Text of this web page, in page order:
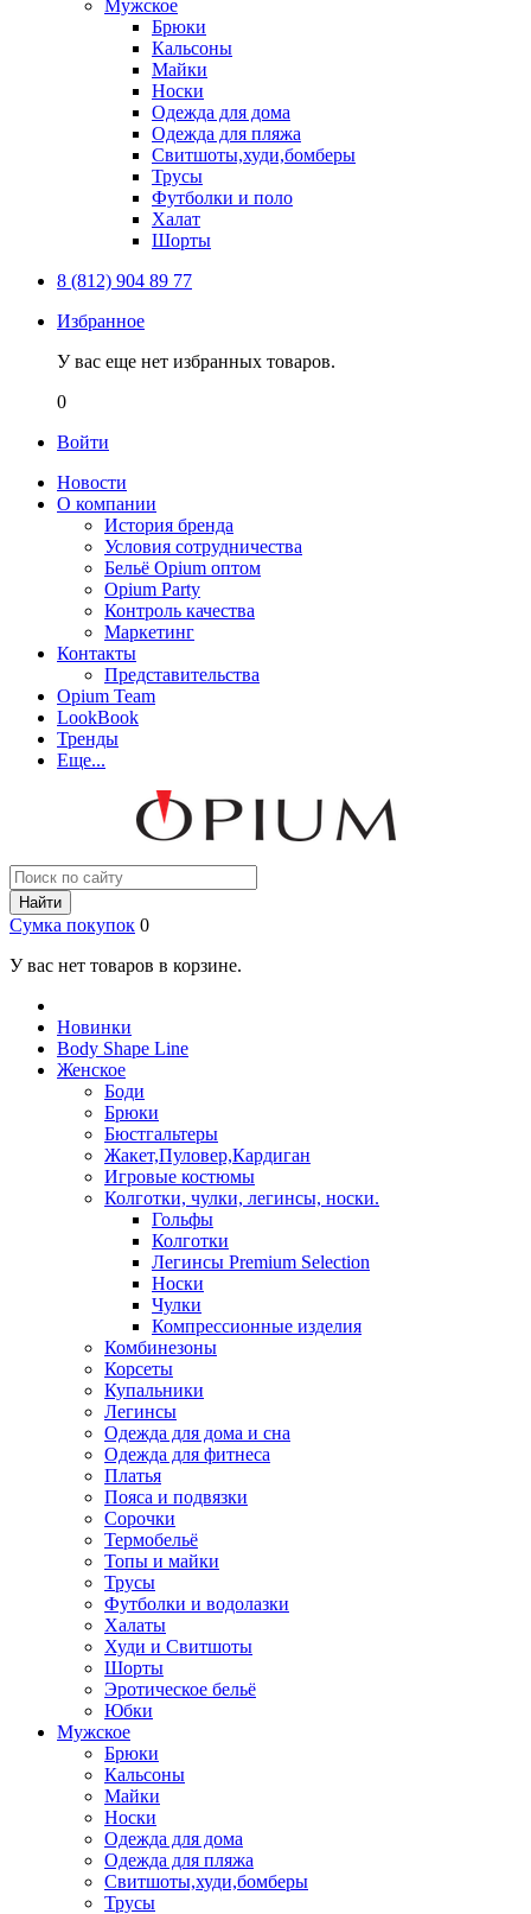
Мужское
Брюки
Кальсоны
Майки
Носки
Одежда для дома
Одежда для пляжа
Свитшоты,худи,бомберы
Трусы
Футболки и поло
Халат
Шорты
8 (812) 904 89 77
Избранное
У вас еще нет избранных товаров.
0
Войти
Новости
О компании
История бренда
Условия сотрудничества
Бельё Opium оптом
Opium Party
Контроль качества
Маркетинг
Контакты
Представительства
Opium Team
LookBook
Тренды
Еще...
Найти
Сумка покупок 0
У вас нет товаров в корзине.
Новинки
Body Shape Line
Женское
Боди
Брюки
Бюстгальтеры
Жакет,Пуловер,Кардиган
Игровые костюмы
Колготки, чулки, легинсы, носки.
Гольфы
Колготки
Легинсы Premium Selection
Носки
Чулки
Компрессионные изделия
Комбинезоны
Корсеты
Купальники
Легинсы
Одежда для дома и сна
Одежда для фитнеса
Платья
Пояса и подвязки
Сорочки
Термобельё
Топы и майки
Трусы
Футболки и водолазки
Халаты
Худи и Свитшоты
Шорты
Эротическое бельё
Юбки
Мужское
Брюки
Кальсоны
Майки
Носки
Одежда для дома
Одежда для пляжа
Свитшоты,худи,бомберы
Трусы